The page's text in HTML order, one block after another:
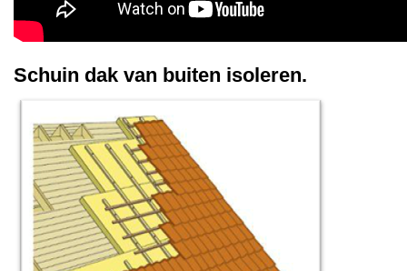
Schuin dak van buiten isoleren.